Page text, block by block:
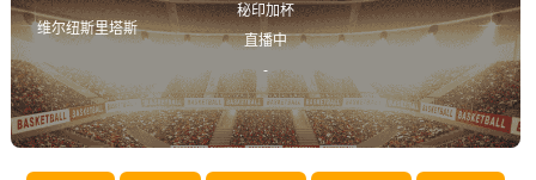
维尔纽斯里塔斯
秘印加杯
直播中
-